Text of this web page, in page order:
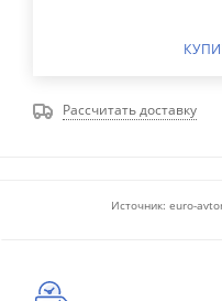
Рассчитать доставку
Источник: euro-